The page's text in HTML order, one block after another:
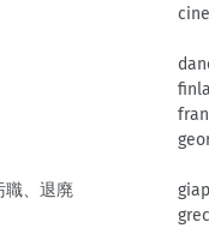
職、退廃